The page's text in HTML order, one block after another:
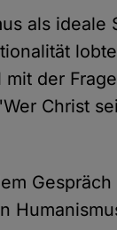
als ideale
der
Christ